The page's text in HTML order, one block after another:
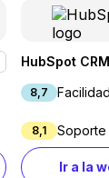
HubSpot CRM
8,7
8,1 Soporte
Ir a la